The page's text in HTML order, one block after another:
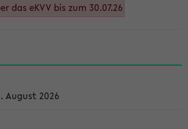
das eKVV bis zum 30.07.26
August 2026